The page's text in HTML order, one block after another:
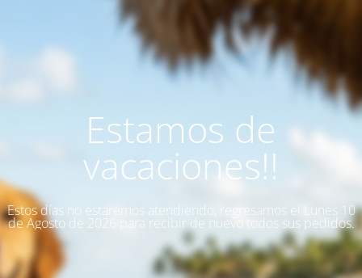
Estamos de
vacaciones!!
Estos días no estaremos atendiendo, regresamos el Lunes 10
de Agosto de 2026 para recibir de nuevo todos sus pedidos.